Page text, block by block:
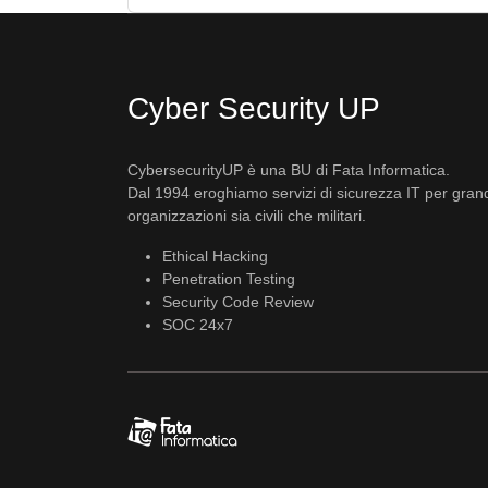
Cyber Security UP
CybersecurityUP è una BU di Fata Informatica.
Dal 1994 eroghiamo servizi di sicurezza IT per
organizzazioni sia civili che militari.
Ethical Hacking
Penetration Testing
Security Code Review
SOC 24x7